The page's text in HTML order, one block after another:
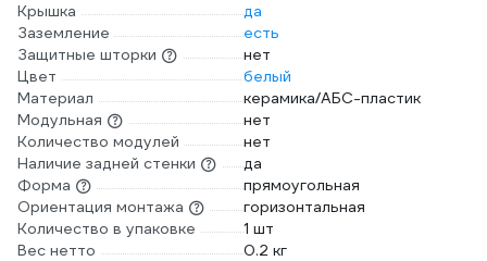
Крышка
да
Заземление
есть
Защитные шторки
нет
Цвет
белый
Материал
керамика/АБС-пластик
Модульная
нет
Количество модулей
нет
Наличие задней стенки
да
Форма
прямоугольная
Ориентация монтажа
горизонтальная
Количество в упаковке
1 шт
Вес нетто
0.2 кг